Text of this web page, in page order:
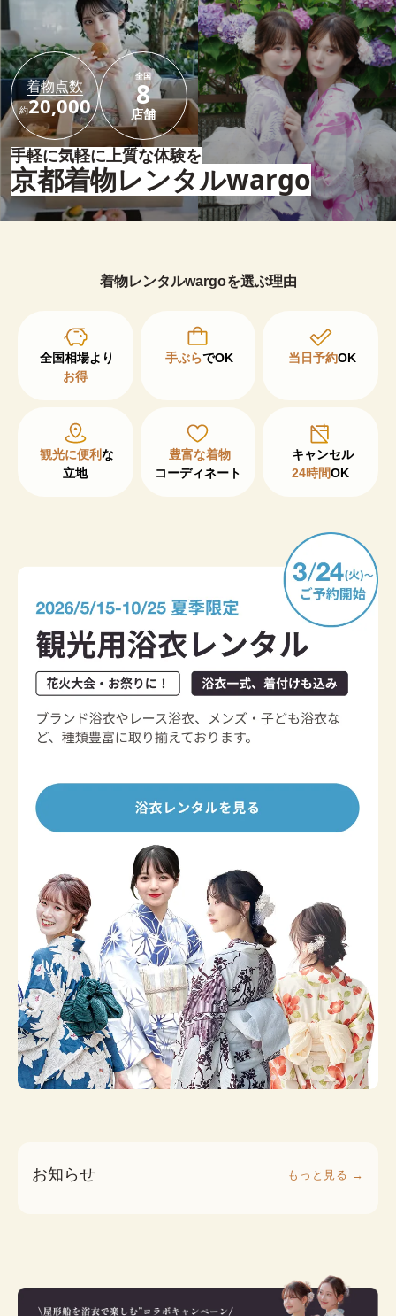
着物点数
約20,000
全国
8
店舗
手軽に気軽に上質な体験を
京都着物レンタルwargo
着物レンタルwargoを選ぶ理由
お得
手ぶらでOK 当日予約OK
観光に便利な
立地
豊富な着物
コーディネート
キャンセル
24時間OK
お知らせ もっと見る →